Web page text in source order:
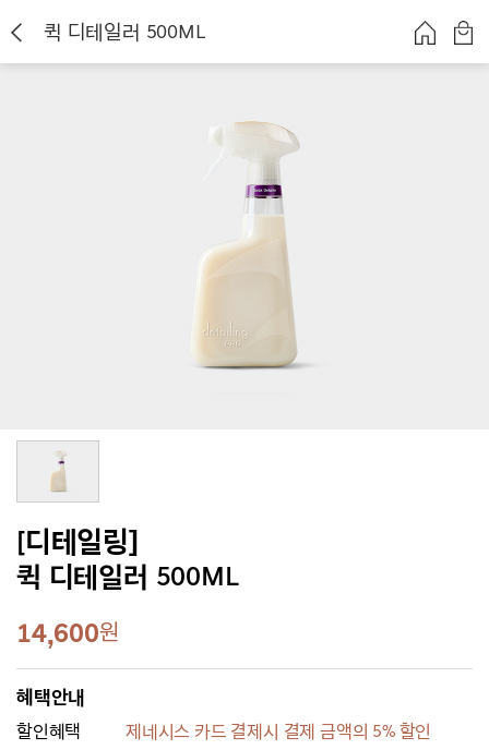
퀵 디테일러 500ML
[디테일링]
퀵 디테일러 500ML
14,600원
혜택안내
할인혜택
제네시스 카드 결제시 결제 금액의 5% 할인